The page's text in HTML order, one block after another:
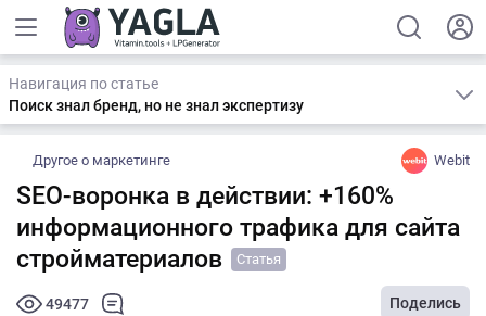
Навигация по статье
Поиск знал бренд, но не знал экспертизу
Другое о маркетинге Webit
SEO-воронка в действии: +160%
информационного трафика для сайта
стройматериалов
Статья
49477 Поделись